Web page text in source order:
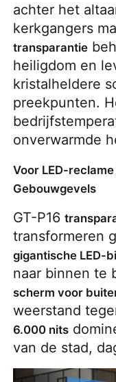
achter het
kerkgangers
transparantie
heiligdom en
kristalheldere
preekpunten.
onverwarmde
Voor LED-
Gebouwgevels
GT-P16
gigantische LED-
naar binnen te
scherm voor
6.000 nits
van de stad,